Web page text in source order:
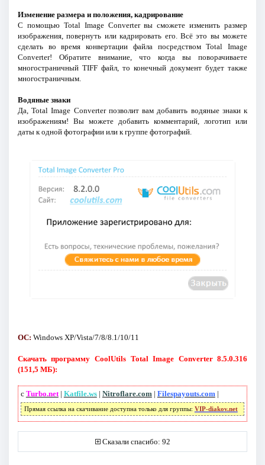
Изменение размера и положения, кадрирование
С помощью Total Image Converter вы сможете изменить размер
изображения, повернуть или кадрировать его. Всё это вы можете
сделать во время конвертации файла посредством Total Image
Converter! Обратите внимание, что когда вы поворачиваете
многостраничный TIFF файл, то конечный документ будет также
многостраничным.
Водяные знаки
Да, Total Image Converter позволит вам добавить водяные знаки к
изображениям! Вы можете добавить комментарий, логотип или
даты к одной фотографии или к группе фотографий.
ОС: Windows XP/Vista/7/8/8.1/10/11
Скачать программу CoolUtils Total Image Converter 8.5.0.316
(151,5 МБ):
с Turbo.net| Katfile.ws| Nitroflare.com | Filespayouts.com |
Прямая ссылка на скачивание доступна только для группы: VIP-diakov.net
Сказали спасибо: 92